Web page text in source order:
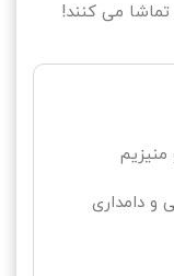
تماشا می کنند!
و دامداری